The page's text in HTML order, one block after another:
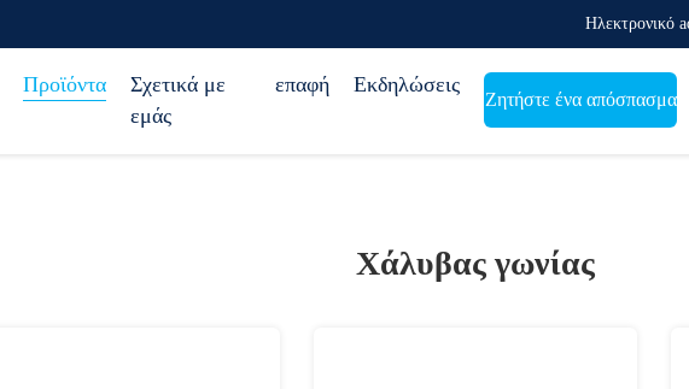
Ηλεκτρονικό
Προϊόντα
Σχετικά με
εμάς
επαφή Εκδηλώσεις
Ζητήστε ένα απόσπασμα
Χάλυβας γωνίας